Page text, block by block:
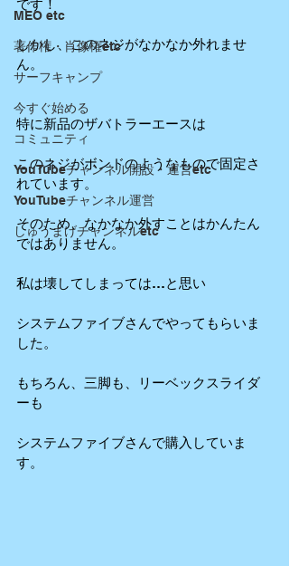
MEO etc
著作権・肖像権etc
サーフキャンプ
今すぐ始める
コミュニティ
YouTubeチャンネル開設・運営etc
YouTubeチャンネル運営
しゅうまげチャンネルetc
です！
しかし、このネジがなかなか外れませ
ん。
特に新品のザバトラーエースは
このネジがボンドのようなもので固定さ
れています。
そのため、なかなか外すことはかんたん
ではありません。
私は壊してしまっては…と思い
システムファイブさんでやってもらいま
した。
もちろん、三脚も、リーベックスライダ
ーも
システムファイブさんで購入していま
す。